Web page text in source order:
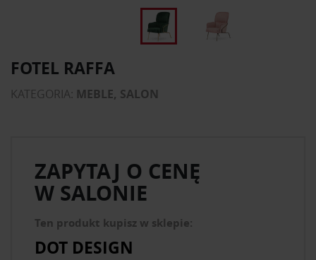
FOTEL RAFFA
KATEGORIA: MEBLE, SALON
ZAPYTAJ O CENĘ
W SALONIE
Ten produkt kupisz w sklepie:
DOT DESIGN